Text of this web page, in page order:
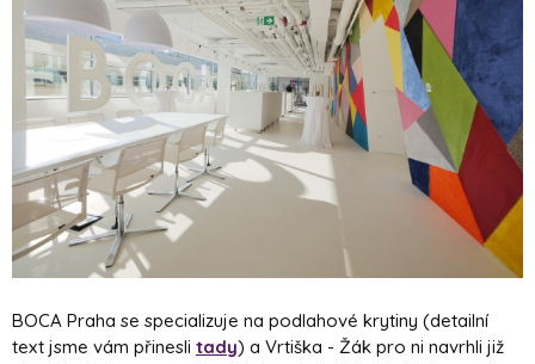
BOCA Praha se specializuje na podlahové krytiny (detailní
text jsme vám přinesli tady) a Vrtiška - Žák pro ni navrhli již